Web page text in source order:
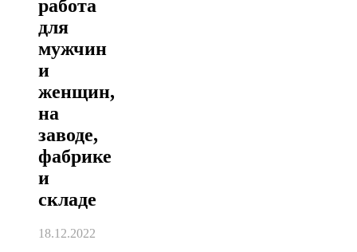
работа
для
мужчин
и
женщин,
на
заводе,
фабрике
и
складе
18.12.2022